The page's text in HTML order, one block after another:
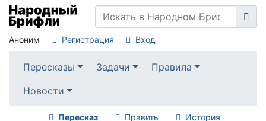
Аноним Регистрация Вход
Пересказы Задачи
Правила
Новости
Пересказ Править История